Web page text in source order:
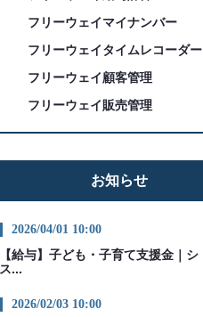
フリーウェイマイナンバー
フリーウェイタイムレコーダー
フリーウェイ顧客管理
フリーウェイ販売管理
お知らせ
2026/04/01 10:00
【給与】子ども・子育て支援金｜シ
ス...
2026/02/03 10:00